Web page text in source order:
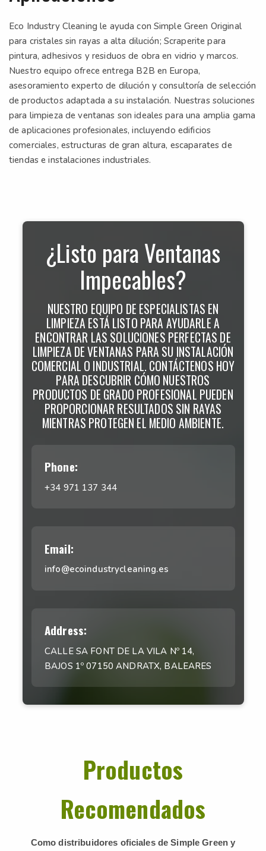
Eco Industry Cleaning le ayuda con Simple Green Original
para cristales sin rayas a alta dilución; Scraperite para
pintura, adhesivos y residuos de obra en vidrio y marcos.
Nuestro equipo ofrece entrega B2B en Europa,
asesoramiento experto de dilución y consultoría de selección
de productos adaptada a su instalación. Nuestras soluciones
para limpieza de ventanas son ideales para una amplia gama
de aplicaciones profesionales, incluyendo edificios
comerciales, estructuras de gran altura, escaparates de
tiendas e instalaciones industriales.
¿Listo para Ventanas
Impecables?
NUESTRO EQUIPO DE ESPECIALISTAS EN
LIMPIEZA ESTÁ LISTO PARA AYUDARLE A
ENCONTRAR LAS SOLUCIONES PERFECTAS DE
LIMPIEZA DE VENTANAS PARA SU INSTALACIÓN
COMERCIAL O INDUSTRIAL. CONTÁCTENOS HOY
PARA DESCUBRIR CÓMO NUESTROS
PRODUCTOS DE GRADO PROFESIONAL PUEDEN
PROPORCIONAR RESULTADOS SIN RAYAS
MIENTRAS PROTEGEN EL MEDIO AMBIENTE.
Phone:
+34 971 137 344
Email:
info@ecoindustrycleaning.es
Address:
CALLE SA FONT DE LA VILA Nº 14,
BAJOS 1º 07150 ANDRATX, BALEARES
Productos
Recomendados
Como distribuidores oficiales de Simple Green y